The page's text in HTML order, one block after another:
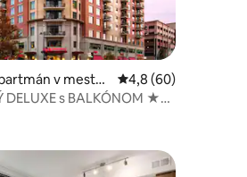
z 5, počet hodnotení: 23
v meste
Priemerné
4,8 (60)
DELUXE s BALKÓNOM ★